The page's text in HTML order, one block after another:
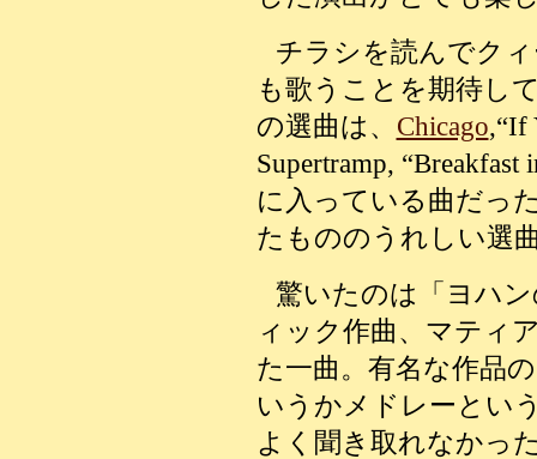
チラシを読んでク
も歌うことを期待し
の選曲は、 Chicago,“If
Supertramp,
に入っている曲だっ
たもののうれしい選
驚いたのは「ヨハ
ィック作曲、マティ
た一曲。有名な作品
いうかメドレーとい
よく聞き取れなかっ